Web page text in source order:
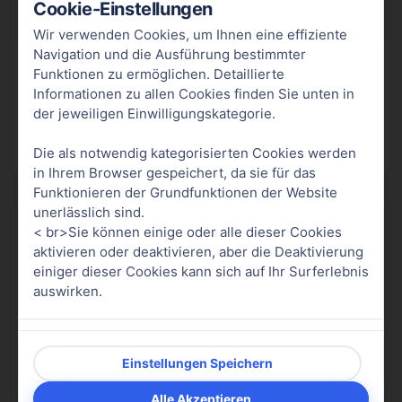
Ashwagandha + Vitamin B6 Gummies - 60 Stk.
Keine Allergenkennzeichnung (EU) 1169/2011 ✓
Vegan Friendly ✓
Ohne Zuckerzusatz ✓ Non GMO ✓
Details ansehen ▾
ab €6,68
Cookie-Einstellungen
Wir verwenden Cookies, um Ihnen eine effiziente
Navigation und die Ausführung bestimmter
Funktionen zu ermöglichen. Detaillierte
Informationen zu allen Cookies finden Sie unten in
der jeweiligen Einwilligungskategorie.
Die als notwendig kategorisierten Cookies werden
in Ihrem Browser gespeichert, da sie für das
Funktionieren der Grundfunktionen der Website
unerlässlich sind.
< br>Sie können einige oder alle dieser Cookies
aktivieren oder deaktivieren, aber die Deaktivierung
einiger dieser Cookies kann sich auf Ihr Surferlebnis
auswirken.
Essentiell
Notwendige Cookies sind für die Grundfunktionen
der Website von entscheidender Bedeutung.